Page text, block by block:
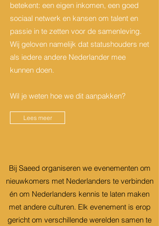
betekent: een eigen inkomen, een goed
sociaal netwerk en kansen om talent en
passie in te zetten voor de samenleving.
Wij geloven namelijk dat statushouders net
als iedere andere Nederlander mee
kunnen doen.
Wil je weten hoe we dit aanpakken?
Lees meer
Bij Saeed organiseren we evenementen om
nieuwkomers met Nederlanders te verbinden
én om Nederlanders kennis te laten maken
met andere culturen. Elk evenement is erop
gericht om verschillende werelden samen te